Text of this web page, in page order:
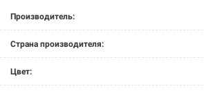
Производитель:
Страна производителя:
Цвет: